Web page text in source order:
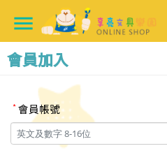
menu
會員加入
*會員帳號